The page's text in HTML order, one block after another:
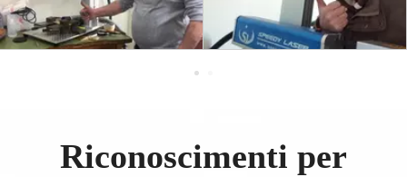
Riconoscimenti per